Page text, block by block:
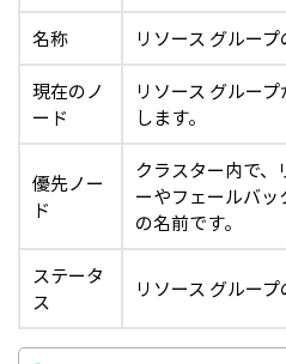
名称
リソース グループ
現在のノ
ード
リソース グルー
します。
優先ノー
ド
クラスター内で
ーやフェールバ
の名前です。
ステータ
ス
リソース グルー